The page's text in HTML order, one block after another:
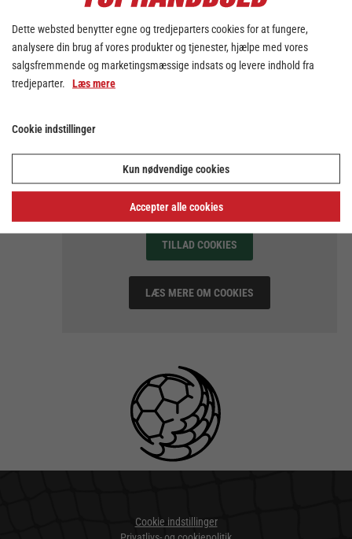
spillende legende - stort tillykke med
udnævnelsen!
Elementet er blokeret
du ikke har accepteret de påkrævede cookies.
Denne foranstaltning er truffet for at overholde
gældende databeskyttelseslovgivning. Du kan
få adgang til elementet ved at acceptere
cookies for elementet.
TILLAD COOKIES
LÆS MERE OM COOKIES
Cookie indstillinger
Dette websted benytter egne og tredjeparters cookies for at fungere,
analysere din brug af vores produkter og tjenester, hjælpe med vores
salgsfremmende og marketingsmæssige indsats og levere indhold fra
tredjeparter. Læs mere
Cookie indstillinger
Kun nødvendige cookies
Accepter alle cookies